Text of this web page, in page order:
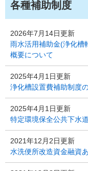
各種補助制度
2026年7月14日更新
雨水活用補助金(浄化槽
概要について
2025年4月1日更新
浄化槽設置費補助制度
2025年4月1日更新
特定環境保全公共下水
2021年12月2日更新
水洗便所改造資金融資